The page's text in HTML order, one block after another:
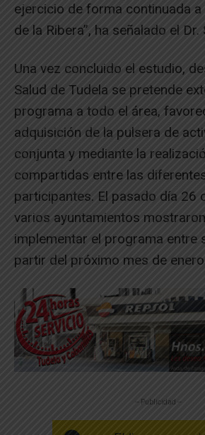
ejercicio de forma continuada
de la Ribera”, ha señalado el Dr.
Una vez concluido el estudio,
Salud de Tudela se pretende
programa a todo el área,
adquisición de la pulsera de
conjunta y mediante la
compartidas entre las
participantes. El pasado día 26
varios ayuntamientos
implementar el programa entre
partir del próximo mes de
-- Publicidad --